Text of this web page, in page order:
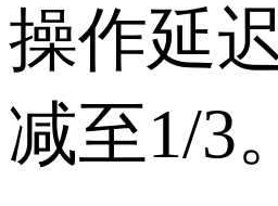
操作延
减至1/3。